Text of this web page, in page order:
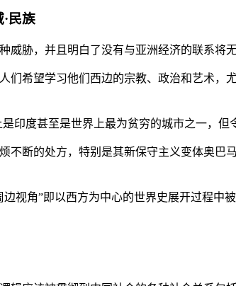
民族
威胁，并且明白了没有与亚洲经济的联系将
们希望学习他们西边的宗教、政治和艺术
是印度甚至是世界上最为贫穷的城市之一，
不断的处方，特别是其新保守主义变体奥
边视角”即以西方为中心的世界史展开过程